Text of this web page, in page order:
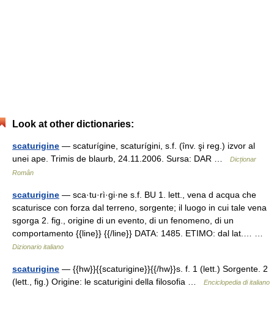
Look at other dictionaries:
scaturigine — scaturígine, scaturígini, s.f. (înv. şi reg.) izvor al
unei ape. Trimis de blaurb, 24.11.2006. Sursa: DAR …
Dicționar
Român
scaturigine — sca·tu·rì·gi·ne s.f. BU 1. lett., vena d acqua che
scaturisce con forza dal terreno, sorgente; il luogo in cui tale vena
sgorga 2. fig., origine di un evento, di un fenomeno, di un
comportamento {{line}} {{/line}} DATA: 1485. ETIMO: dal lat.… …
Dizionario italiano
scaturigine — {{hw}}{{scaturigine}}{{/hw}}s. f. 1 (lett.) Sorgente. 2
(lett., fig.) Origine: le scaturigini della filosofia …
Enciclopedia di italiano